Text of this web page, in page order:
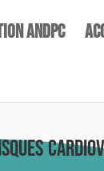
ANDPC